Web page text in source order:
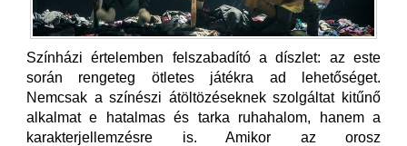
Színházi értelemben felszabadító a díszlet: az este
során rengeteg ötletes játékra ad lehetőséget.
Nemcsak a színészi átöltözéseknek szolgáltat kitűnő
alkalmat e hatalmas és tarka ruhahalom, hanem a
karakterjellemzésre is. Amikor az orosz